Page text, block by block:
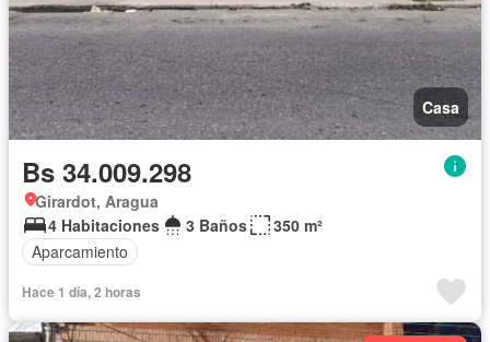
Casa
Bs 34.009.298
Girardot, Aragua
4 Habitaciones
3 Baños
350 m²
Aparcamiento
Hace 1 día, 2 horas